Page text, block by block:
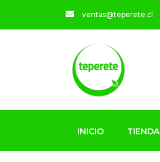
ventas@teperete.cl
INICIO TIENDA